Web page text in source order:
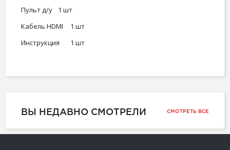
Пульт д/у
1 шт
Кабель HDMI
1 шт
Инструкция
1 шт
ВЫ НЕДАВНО СМОТРЕЛИ СМОТРЕТЬ ВСЕ